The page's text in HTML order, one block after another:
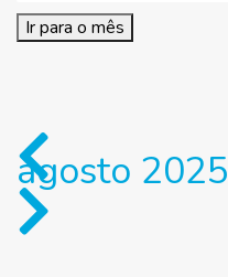
Ir para o mês
agosto 2025